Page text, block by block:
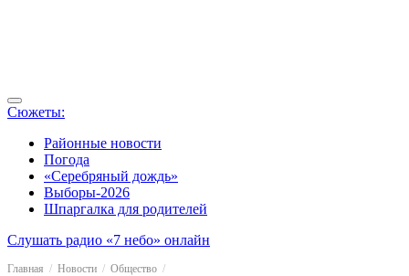
Сюжеты:
Районные новости
Погода
«Серебряный дождь»
Выборы-2026
Шпаргалка для родителей
Слушать радио «7 небо» онлайн
Главная Новости
Общество